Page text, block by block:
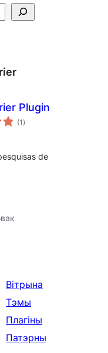
Plugin
(1 total
ratings
)
de
Вітрына
Тэмы
Плагіны
Патэрны